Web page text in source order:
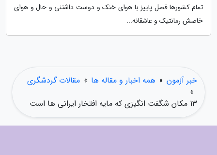
تمام کشورها فصل پاییز با هوای خنک و دوست داشتنی و حال و هوای
خاصش رمانتیک و عاشقانه...
خبر آزمون » همه اخبار و مقاله ها » مقالات گردشگری
»
13 مکان شگفت انگیزی که مایه افتخار ایرانی ها است